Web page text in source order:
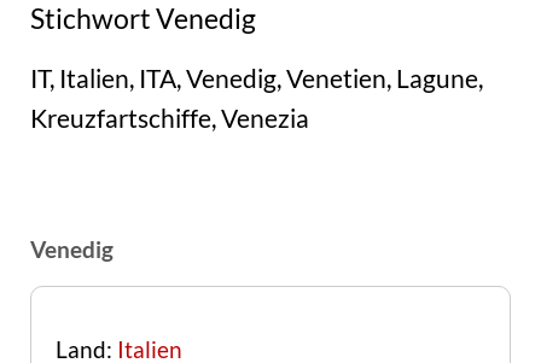
Stichwort Venedig
IT, Italien, ITA, Venedig, Venetien, Lagune,
Kreuzfartschiffe, Venezia
Venedig
Land: Italien